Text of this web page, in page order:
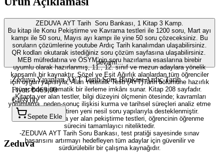
ZEDUVA AYT Tarih Soru Bankası, 1 Kitap 3 Kamp.
Bu kitap ile Konu Pekiştirme ve Kavrama testleri ile 1200 soru, Mart ayı
kampı ile 50 soru, Mayıs ayı kampı ile yine 50 soru çözeceksiniz. Bu
soruların çözümlerine youtube Ardıç Tarih kanalımdan ulaşabilirsiniz.
QR kodları okutarak istediğiniz soru çözüm sayfasına ulaşabilirsiniz.
MEB müfredatına ve ÖSYM’nin soru hazırlama esaslarına birebir
uyumlu olarak hazırlanmış, 11., 12. sınıf ve mezun adaylara yönelik
kapsamlı bir kaynaktır. Sözel ve Eşit Ağırlık alanlardan tüm öğrenciler
için uygun yapısıyla, Alan Yeterlilik Testi (AYT)Tarih bölümüne hazırlık
sürecinde sistematik bir ilerleme imkânı sunar. Kitap 208 sayfadır.
-Kitapta yer alan testler, bilgi düzeyini ölçmenin ötesinde; kavramları
yorumlama, neden-sonuç ilişkisi kurma ve tarihsel süreçleri analiz etme
becerilerini geliştiren yeni nesil soru yapılarıyla desteklenmiştir.
Ünitelerin sonunda yer alan pekiştirme testleri, öğrencinin öğrenme
sürecini tamamlayıcı niteliktedir.
-ZEDUVA AYT Tarih Soru Bankası, test pratiği sayesinde sınav
başarısını artırmayı hedefleyen tüm adaylar için güvenilir ve
sürdürülebilir bir çalışma kaynağıdır.
devamı...
Zeduva Yayınları AYT Tarih Soru Bankası Ardıç Tarih
Fiyat: ₺469,00
₺469,00
Sepete Ekle
Zeduva